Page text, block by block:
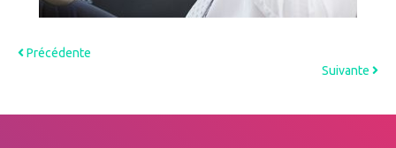
Précédente
Suivante